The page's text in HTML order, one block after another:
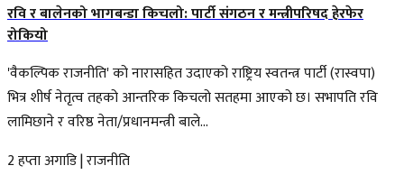
रवि र बालेनको भागबन्डा किचलो: पार्टी संगठन र मन्त्रीपरिषद हेरफेर
रोकियो
'वैकल्पिक राजनीति' को नारासहित उदाएको राष्ट्रिय स्वतन्त्र पार्टी (रास्वपा)
भित्र शीर्ष नेतृत्व तहको आन्तरिक किचलो सतहमा आएको छ। सभापति रवि
लामिछाने र वरिष्ठ नेता/प्रधानमन्त्री बाले...
2 हप्ता अगाडि|राजनीति